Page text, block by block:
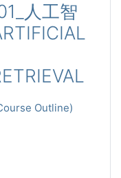
人工智
Outline)